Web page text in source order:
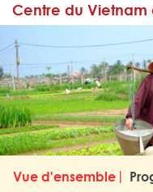
Centre du Vietnam
Vue d'ensemble